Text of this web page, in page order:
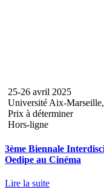
25-26 avril 2025
Université Aix-
Prix à déterminer
Hors-ligne
3ème Biennale
Oedipe au Cinéma
Lire la suite